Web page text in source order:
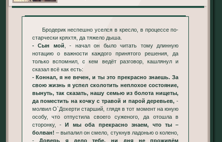
Бродерик неспешно уселся в кресло, в процессе по-
старчески кряхтя, да тяжело дыша.
- Сын мой , - начал он было читать тому длинную
нотацию о важности каждого принятого решения, да
только вспомнил, с кем ведёт разговор, кашлянул и
сказал всё как есть:
- Коннал, я не вечен, и ты это прекрасно знаешь. За
свою жизнь я успел сколотить неплохое состояние,
вынуть, так сказать, нашу семью из болота нищеты,
да поместить на кочку с травой и парой деревьев, -
молвил О`Дохерти старший, глядя в тот момент на юную
особу, что отпустила своего суженого, да отошла в
сторонку, -И мы оба прекрасно знаем, что ты –
болван! – выпалил он смело, стукнув ладонью о колено,
-Доверь я дело тебе, ни дня не проживём